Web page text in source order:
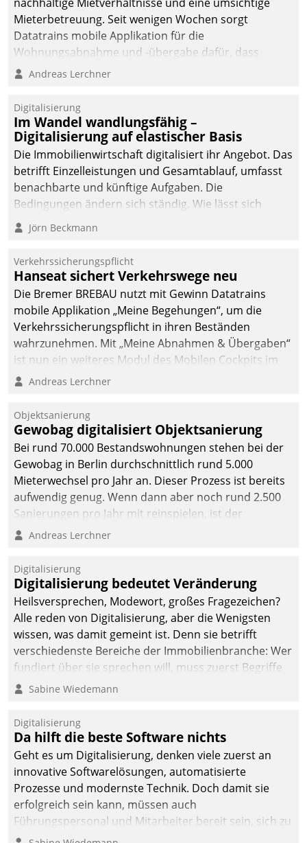
Mieterbetreuung. Seit wenigen Wochen sorgt
Datatrains mobile Applikation für die
Wohnungsabnahme und -übergabe dafür, dass
Mieter wohlgeordnet kommen und, so es sein muss,
Andreas Lerchner
Digitalisierung
Im Wandel wandlungsfähig –
Digitalisierung auf elastischer Basis
Die Immobilienwirtschaft digitalisiert ihr Angebot. Das
betrifft Einzelleistungen und Gesamtablauf, umfasst
benachbarte und künftige Aufgaben. Die
Bedingungen ändern sich ständig. Wie lässt sich
technisch die Kontrolle wahren und zugleich Freiraum
fürs Wachsen öffnen?
Jörn Beckmann
Verkehrssicherungspflicht
Hanseat sichert Verkehrswege neu
Die Bremer BREBAU nutzt mit Gewinn Datatrains
mobile Applikation „Meine Begehungen“, um die
Verkehrssicherungspflicht in ihren Beständen
wahrzunehmen. Mit „Meine Abnahmen & Übergaben“
ist nun ein weiteres Modul des Mobilen Cockpits im
Einsatz.
Andreas Lerchner
Objektsanierung
Gewobag digitalisiert Objektsanierung
Bei rund 70.000 Bestandswohnungen stehen bei der
Gewobag in Berlin durchschnittlich rund 5.000
Mieterwechsel pro Jahr an. Dieser Prozess ist bereits
aufwendig genug. Wenn dann aber noch rund 2.500
Sanierungen pro Jahr mit reinspielen, ist der
Betreuungs- und Organisationsaufwand immens. Im
kommunale Wohnungsbauunternehmen daher
gemeinsam mit der Berliner Datatrain GmbH den
Teilprozess der Objektsanierung digitalisiert.
Andreas Lerchner
Digitalisierung
Digitalisierung bedeutet Veränderung
Heilsversprechen, Modewort, großes Fragezeichen?
Alle reden von Digitalisierung, aber die Wenigsten
wissen, was damit gemeint ist. Denn sie betrifft
verschiedenste Bereiche der Immobilienbranche: Wer
fundiert über sie sprechen will, muss zuerst Begriffe
klären. Ein Aspekt ist die betriebliche Optimierung:
Einsparungen durch optimierte und automatisierte
Prozesse. Doch man darf nicht zu viel erwarten: Allein
mit der Einführung einer neuen Software ist es nicht
getan. Die Digitalisierung erfordert von Unternehmen
die Bereitschaft, sich zu überprüfen, zu hinterfragen
und zu verändern.
Sabine Wiedemann
Digitalisierung
Da hilft die beste Software nichts
Geht es um Digitalisierung, denken viele zuerst an
innovative Softwarelösungen, automatisierte
Prozesse und modernste Technik. Doch damit sie
erfolgreich sein kann, müssen auch
Führungspersonal und Mitarbeiter bereit sein, sich zu
verändern und anzupassen, sonst werden sie an ihr